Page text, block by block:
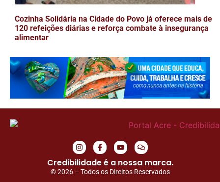
Cozinha Solidária na Cidade do Povo já oferece mais de
120 refeições diárias e reforça combate à insegurança
alimentar
Credibilidade é a nossa marca.
© 2026 – Todos os Direitos Reservados